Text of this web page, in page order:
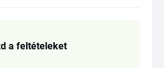
a feltételeket